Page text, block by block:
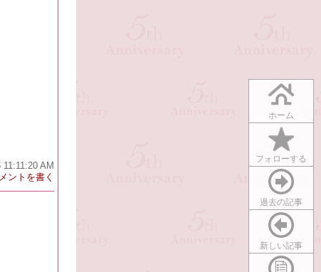
ホーム
フォローする
過去の記事
新しい記事
AM
ントを書く